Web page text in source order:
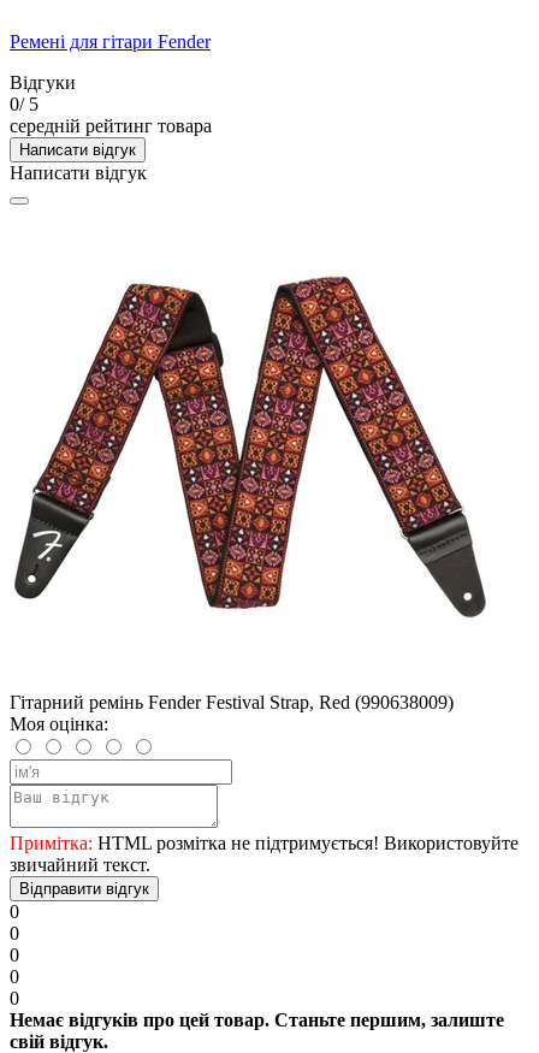
Ремені для гітари Fender
Відгуки
0/ 5
середній рейтинг товара
Написати відгук
Написати відгук
Гітарний ремінь Fender Festival Strap, Red (990638009)
Моя оцінка:
Примітка: HTML розмітка не підтримується! Використовуйте
звичайний текст.
Відправити відгук
0
0
0
0
0
Немає відгуків про цей товар. Станьте першим, залиште
свій відгук.